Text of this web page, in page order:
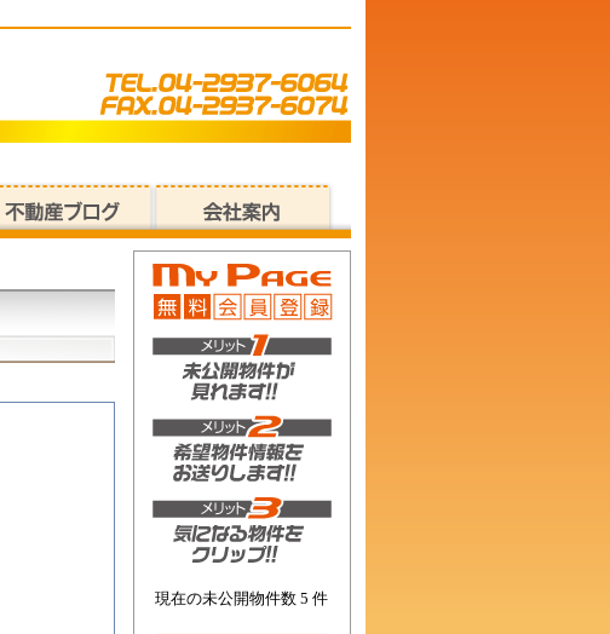
現在の未公開物件数 5 件